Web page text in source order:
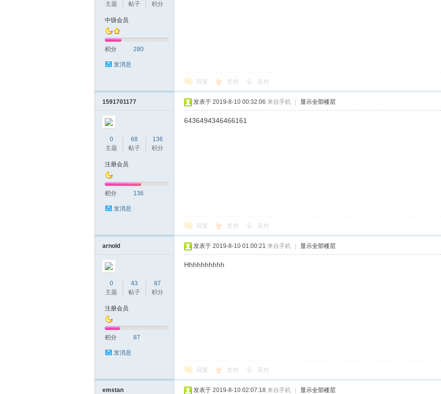
主题
帖子
积分
中级会员
积分 280
发消息
回复 支持 反对
1591701177
0
主题
68
帖子
136
积分
注册会员
积分 136
发消息
发表于 2019-8-10 00:32:06 来自手机 显示全部楼层
6436494346466161
回复 支持 反对
arnold
0
主题
43
帖子
87
积分
注册会员
积分 87
发消息
发表于 2019-8-10 01:00:21 来自手机 显示全部楼层
Hhhhhhhhhh
回复 支持 反对
emstan 发表于 2019-8-10 02:07:18 来自手机 显示全部楼层